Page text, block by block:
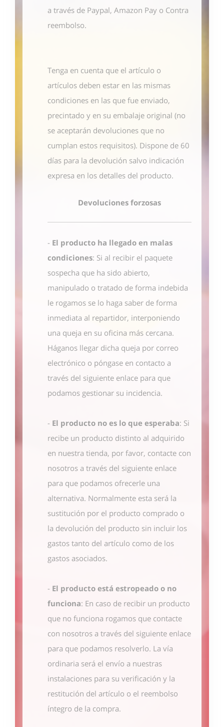
a través de Paypal, Amazon Pay o Contra
reembolso.
Tenga en cuenta que el artículo o
artículos deben estar en las mismas
condiciones en las que fue enviado,
precintado y en su embalaje original (no
se aceptarán devoluciones que no
cumplan estos requisitos). Dispone de 60
días para la devolución salvo indicación
expresa en los detalles del producto.
Devoluciones forzosas
- El producto ha llegado en malas
condiciones: Si al recibir el paquete
sospecha que ha sido abierto,
manipulado o tratado de forma indebida
le rogamos se lo haga saber de forma
inmediata al repartidor, interponiendo
una queja en su oficina más cercana.
Háganos llegar dicha queja por correo
electrónico o póngase en contacto a
través del siguiente enlace para que
podamos gestionar su incidencia.
- El producto no es lo que esperaba: Si
recibe un producto distinto al adquirido
en nuestra tienda, por favor, contacte con
nosotros a través del siguiente enlace
para que podamos ofrecerle una
alternativa. Normalmente esta será la
sustitución por el producto comprado o
la devolución del producto sin incluir los
gastos tanto del artículo como de los
gastos asociados.
- El producto está estropeado o no
funciona: En caso de recibir un producto
que no funciona rogamos que contacte
con nosotros a través del siguiente enlace
para que podamos resolverlo. La vía
ordinaria será el envío a nuestras
instalaciones para su verificación y la
restitución del artículo o el reembolso
íntegro de la compra.